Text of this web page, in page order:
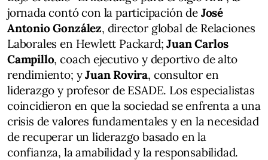
jornada contó con la participación de José
Antonio González, director global de Relaciones
Laborales en Hewlett Packard;Juan Carlos
Campillo, coach ejecutivo y deportivo de alto
rendimiento; yJuan Rovira, consultor en
liderazgo y profesor de ESADE. Los especialistas
coincidieron en que la sociedad se enfrenta a una
crisis de valores fundamentales y en la necesidad
de recuperar un liderazgo basado en la
confianza, la amabilidad y la responsabilidad.